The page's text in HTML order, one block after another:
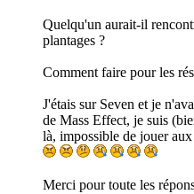
Quelqu'un aurait-il
plantages ?
Comment faire pour les
J'étais sur Seven et je
de Mass Effect, je suis
là, impossible de jouer
Merci pour toute les